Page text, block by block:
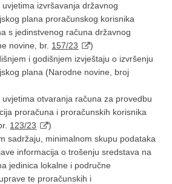
izvršavanja državnog
plana proračunskog korisnika
s jedinstvenog računa državnog
novine, br. 157/23
)
i godišnjem izvještaju o izvršenju
plana (Narodne novine, broj
uvjetima otvaranja računa za provedbu
proračuna i proračunskih korisnika
123/23
)
sadržaju, minimalnom skupu podataka
informacija o trošenju sredstava na
jedinica lokalne i područne
te proračunskih i